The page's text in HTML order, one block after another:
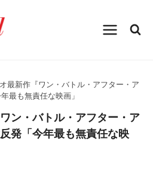
最新作『ワン・バトル・アフター・ア
最も無責任な映画」
ン・バトル・アフター・ア
発「今年最も無責任な映